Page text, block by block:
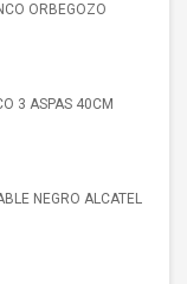
ORBEGOZO
3 ASPAS 40CM
NEGRO ALCATEL